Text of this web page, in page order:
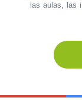
las aulas, las